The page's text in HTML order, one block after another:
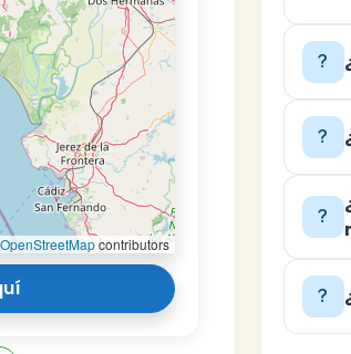
OpenStreetMapcontributors